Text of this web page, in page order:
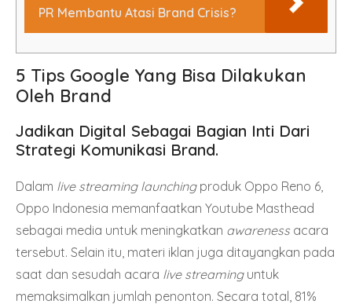
PR Membantu Atasi Brand Crisis?
5 Tips Google Yang Bisa Dilakukan
Oleh Brand
Jadikan Digital Sebagai Bagian Inti Dari
Strategi Komunikasi Brand.
Dalam live streaming launchingproduk Oppo Reno 6,
Oppo Indonesia memanfaatkan Youtube Masthead
sebagai media untuk meningkatkan awareness acara
tersebut. Selain itu, materi iklan juga ditayangkan pada
saat dan sesudah acara live streaminguntuk
memaksimalkan jumlah penonton. Secara total, 81%